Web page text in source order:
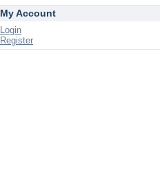
My Account
Login
Register